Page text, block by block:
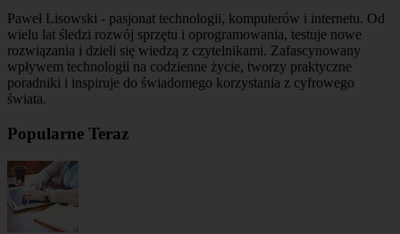
Paweł Lisowski - pasjonat technologii, komputerów i internetu. Od
wielu lat śledzi rozwój sprzętu i oprogramowania, testuje nowe
rozwiązania i dzieli się wiedzą z czytelnikami. Zafascynowany
wpływem technologii na codzienne życie, tworzy praktyczne
poradniki i inspiruje do świadomego korzystania z cyfrowego
świata.
Popularne Teraz